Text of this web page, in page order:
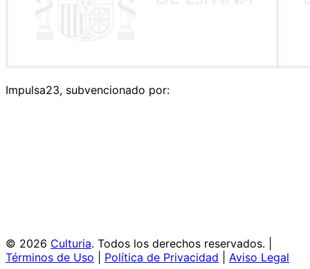
Impulsa23, subvencionado por:
© 2026 Culturia. Todos los derechos reservados. |
Términos de Uso
Política de Privacidad Aviso Legal